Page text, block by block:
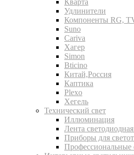
Кварта
Удлинители
Компоненты RG,
Suno
Cariva
Хагер
Simon
Bticino
Китай,Россия
Каптика
Plexo
Хегель
Технический свет
Иллюминация
Лента
Приборы для
Профессиональные